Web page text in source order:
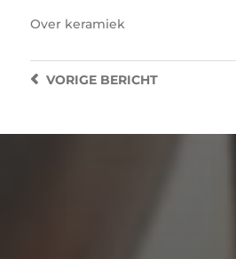
Over keramiek
VORIGEBERICHT